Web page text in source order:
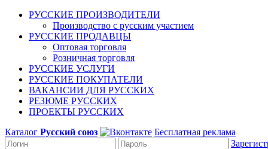
РУССКИЕ ПРОИЗВОДИТЕЛИ
Производство с русским участием
РУССКИЕ ПРОДАВЦЫ
Оптовая торговля
Розничная торговля
РУССКИЕ УСЛУГИ
РУССКИЕ ПОКУПАТЕЛИ
ВАКАНСИИ ДЛЯ РУССКИХ
РЕЗЮМЕ РУССКИХ
ПРОЕКТЫ РУССКИХ
Каталог Русский союз
Бесплатная реклама